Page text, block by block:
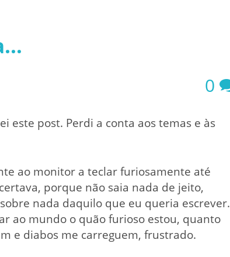
0
este post. Perdi a conta aos temas e às
ao monitor a teclar furiosamente até
porque não saia nada de jeito,
nada daquilo que eu queria escrever.
ao mundo o quão furioso estou, quanto
e diabos me carreguem, frustrado.